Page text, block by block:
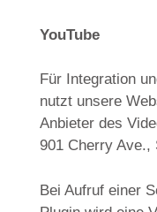
YouTube
Für Integration
nutzt unsere
Anbieter des
901 Cherry Ave.,
Bei Aufruf einer